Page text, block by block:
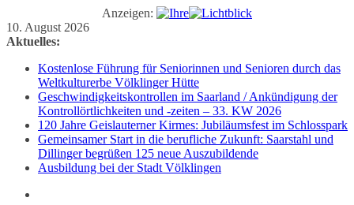
Anzeigen:
Zum
Inhalt
10. August 2026
Aktuelles:
Kostenlose Führung für Seniorinnen und Senioren durch das
Weltkulturerbe Völklinger Hütte
Geschwindigkeitskontrollen im Saarland / Ankündigung der
Kontrollörtlichkeiten und -zeiten – 33. KW 2026
120 Jahre Geislauterner Kirmes: Jubiläumsfest im Schlosspark
Gemeinsamer Start in die berufliche Zukunft: Saarstahl und
Dillinger begrüßen 125 neue Auszubildende
Ausbildung bei der Stadt Völklingen